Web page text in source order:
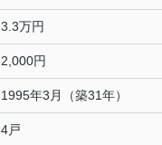
3.3万円
2,000円
1995年3月（築31年）
4戸